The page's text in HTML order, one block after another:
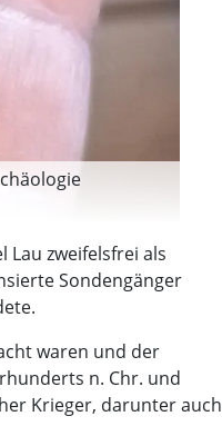
zweifelsfrei als
Sondengänger
waren und der
n. Chr. und
Krieger, darunter auch